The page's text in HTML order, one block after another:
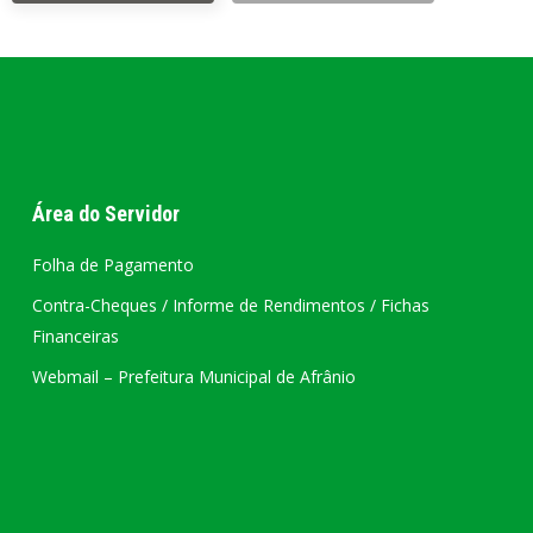
Área do Servidor
Folha de Pagamento
Contra-Cheques / Informe de Rendimentos / Fichas
Financeiras
Webmail – Prefeitura Municipal de Afrânio